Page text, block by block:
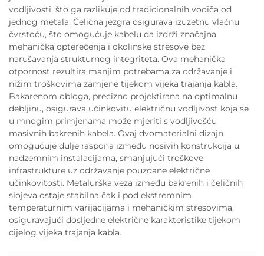
vodljivosti, što ga razlikuje od tradicionalnih vodiča od
jednog metala. Čelična jezgra osigurava izuzetnu vlačnu
čvrstoću, što omogućuje kabelu da izdrži značajna
mehanička opterećenja i okolinske stresove bez
narušavanja strukturnog integriteta. Ova mehanička
otpornost rezultira manjim potrebama za održavanje i
nižim troškovima zamjene tijekom vijeka trajanja kabla.
Bakarenom obloga, precizno projektirana na optimalnu
debljinu, osigurava učinkovitu električnu vodljivost koja se
u mnogim primjenama može mjeriti s vodljivošću
masivnih bakrenih kabela. Ovaj dvomaterialni dizajn
omogućuje dulje raspona između nosivih konstrukcija u
nadzemnim instalacijama, smanjujući troškove
infrastrukture uz održavanje pouzdane električne
učinkovitosti. Metalurška veza između bakrenih i čeličnih
slojeva ostaje stabilna čak i pod ekstremnim
temperaturnim varijacijama i mehaničkim stresovima,
osiguravajući dosljedne električne karakteristike tijekom
cijelog vijeka trajanja kabla.